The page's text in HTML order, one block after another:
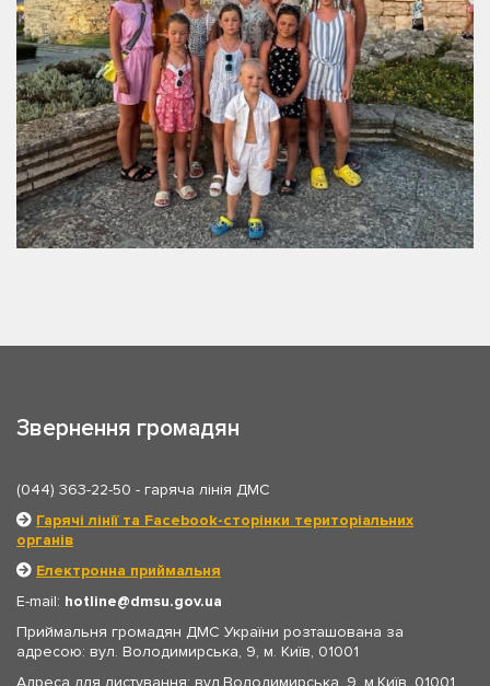
Звернення громадян
(044) 363-22-50 - гаряча лінія ДМС
Гарячі лінії та Facebook-сторінки територіальних
органів
Електронна приймальня
E-mail: hotline
dmsu.gov.ua
Приймальня громадян ДМС України розташована за
адресою: вул. Володимирська, 9, м. Київ, 01001